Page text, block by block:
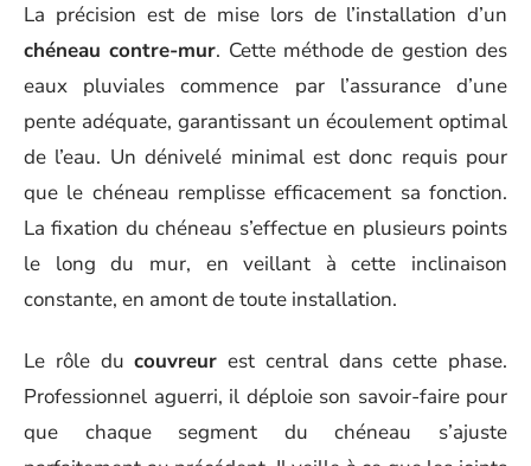
La précision est de mise lors de l’installation d’un
chéneau contre-mur. Cette méthode de gestion des
eaux pluviales commence par l’assurance d’une
pente adéquate, garantissant un écoulement optimal
de l’eau. Un dénivelé minimal est donc requis pour
que le chéneau remplisse efficacement sa fonction.
La fixation du chéneau s’effectue en plusieurs points
le long du mur, en veillant à cette inclinaison
constante, en amont de toute installation.
Le rôle ducouvreur est central dans cette phase.
Professionnel aguerri, il déploie son savoir-faire pour
que chaque segment du chéneau s’ajuste